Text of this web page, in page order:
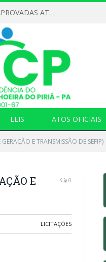
DECLARAMOS QUE NÃO HOUVERAM NOVAS LEIS APROVADAS ATÉ O MOMENTO PARA O INSTITUTO DE PREVIDÊNCIA NO ANO DE 2026
LEIS ATOS OFICIAIS
E TRANSMISSÃO DE SEFIP)
E
0
LICITAÇÕES